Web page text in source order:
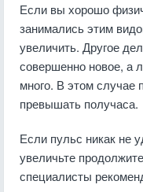
Если вы хорошо
занимались этим
увеличить. Другое
совершенно новое, а
много. В этом случае
превышать получаса.
Если пульс никак не
увеличьте
специалисты